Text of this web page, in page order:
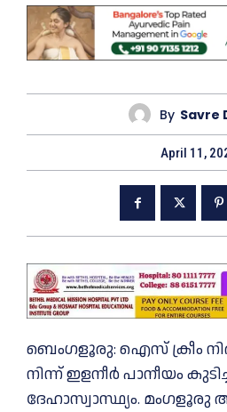
By Savre
April 11,
ബെംഗളൂരു: ഐസ് ക്രീം
നിന്ന് ഇളനീർ പാനീയം
ദേഹാസ്വാസ്ഥ്യം. മംഗളൂരു